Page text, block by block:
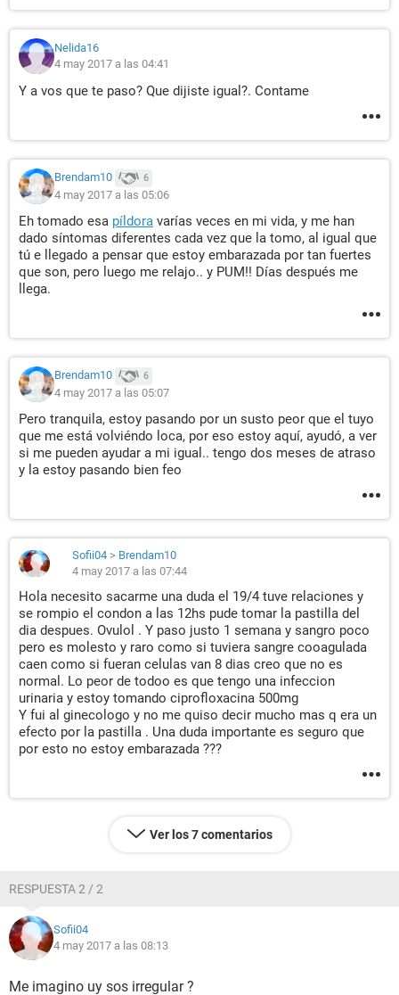
Nelida16
4 may 2017 a las 04:41
Y a vos que te paso? Que dijiste igual?. Contame
Brendam10 6
4 may 2017 a las 05:06
Eh tomado esa píldora varías veces en mi vida, y me han
dado síntomas diferentes cada vez que la tomo, al igual que
tú e llegado a pensar que estoy embarazada por tan fuertes
que son, pero luego me relajo.. y PUM!! Días después me
llega.
Brendam10 6
4 may 2017 a las 05:07
Pero tranquila, estoy pasando por un susto peor que el tuyo
que me está volviéndo loca, por eso estoy aquí, ayudó, a ver
si me pueden ayudar a mi igual.. tengo dos meses de atraso
y la estoy pasando bien feo
Sofii04 > Brendam10
4 may 2017 a las 07:44
Hola necesito sacarme una duda el 19/4 tuve relaciones y
se rompio el condon a las 12hs pude tomar la pastilla del
dia despues. Ovulol . Y paso justo 1 semana y sangro poco
pero es molesto y raro como si tuviera sangre cooagulada
caen como si fueran celulas van 8 dias creo que no es
normal. Lo peor de todoo es que tengo una infeccion
urinaria y estoy tomando ciprofloxacina 500mg
Y fui al ginecologo y no me quiso decir mucho mas q era un
efecto por la pastilla . Una duda importante es seguro que
por esto no estoy embarazada ???
Ver los 7 comentarios
RESPUESTA 2 / 2
Sofii04
4 may 2017 a las 08:13
Me imagino uy sos irregular ?